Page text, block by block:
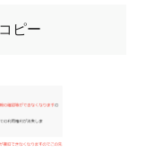
ピー